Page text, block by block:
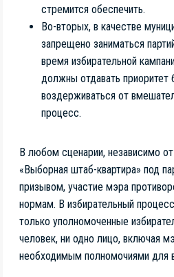
стремится обеспечить.
Во-вторых, в качестве
запрещено заниматься
время избирательной
должны отдавать приоритет
воздерживаться от
процесс.
В любом сценарии, независимо
«Выборная штаб-квартира» под
призывом, участие мэра
нормам. В избирательный
только уполномоченные
человек, ни одно лицо, включая
необходимым полномочиями для